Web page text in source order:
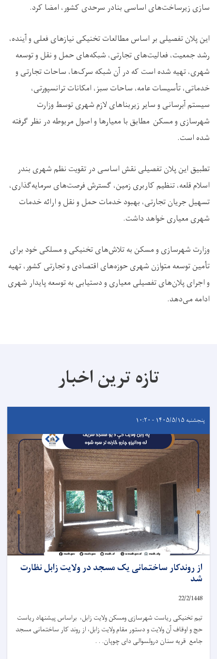
سازی زیرساخت‌های اساسی بنادر سرحدی کشور، امضا کرد.
این پلان تفصیلی بر اساس مطالعات تخنیکی نیازهای فعلی و آینده،
رشد جمعیت، فعالیت‌های تجارتی، شبکه‌های حمل و نقل و توسعه
شهری، تهیه شده است که در آن شبکه سرک‌ها، ساحات تجارتی و
خدماتی، تأسیسات عامه، ساحات سبز، امکانات ترانسپورتی،
سیستم آبرسانی و سایر زیربناهای لازم شهری توسط وزارت
شهرسازی و مسکن مطابق با معیارها و اصول مربوطه در نظر گرفته
شده است.
تطبیق این پلان تفصیلی نقش اساسی در تقویت نظم شهری بندر
اسلام قلعه، تنظیم کاربری زمین، گسترش فرصت‌های سرمایه‌گذاری،
تسهیل جریان تجارتی، بهبود خدمات حمل و نقل و ارائه خدمات
شهری معیاری خواهد داشت.
وزارت شهرسازی و مسکن به تلاش‌های تخنیکی و مسلکی خود برای
تأمین توسعه متوازن شهری حوزه‌های اقتصادی و تجارتی کشور، تهیه
و اجرای پلان‌های تفصیلی معیاری و دستیابی به توسعه پایدار شهری
ادامه می‌دهد.
تازه ترین اخبار
پنجشنبه ۱۴۰۵/۵/۱۵ - ۱۰:۲۰
از روندکار ساختمانی یک مسجد در ولایت زابل نظارت
شد
22/2/1448
تیم تخنیکی ریاست شهرسازی ومسکن ولایت زابل، براساس پیشنهاد ریاست
حج و اوقاف آن ولایت و دستور مقام ولایت زابل، از روند کار ساختمانی مسجد
جامع قریه سنان درولسوالی دای چوپان. . .